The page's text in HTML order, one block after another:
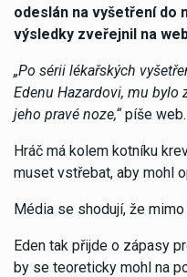
odeslán na vyšetření do
výsledky zveřejnil na
„Po sérii lékařských
Edenu Hazardovi, mu
jeho pravé noze,“píše web.
Hráč má kolem kotníku
muset vstřebat, aby mohl
Média se shodují, že
Eden tak přijde o zápasy
by se teoreticky mohl na